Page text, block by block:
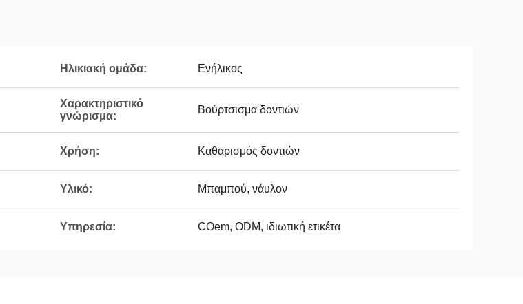
Ηλικιακή ομάδα: Ενήλικος
Χαρακτηριστικό
γνώρισμα:
Βούρτσισμα δοντιών
Χρήση: Καθαρισμός δοντιών
Υλικό: Μπαμπού, νάυλον
Υπηρεσία: COem, ODM, ιδιωτική ετικέτα